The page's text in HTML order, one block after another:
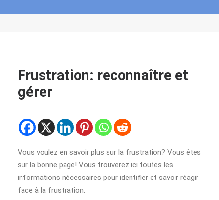
Frustration: reconnaître et
gérer
Vous voulez en savoir plus sur la frustration? Vous êtes
sur la bonne page! Vous trouverez ici toutes les
informations nécessaires pour identifier et savoir réagir
face à la frustration.